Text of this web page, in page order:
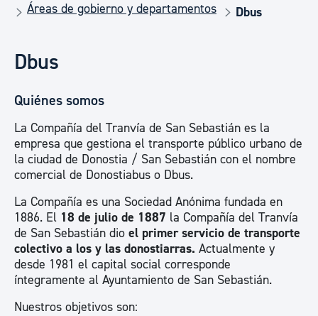
Áreas de gobierno y departamentos
Dbus
Dbus
Quiénes somos
La Compañía del Tranvía de San Sebastián es la
empresa que gestiona el transporte público urbano de
la ciudad de Donostia / San Sebastián con el nombre
comercial de Donostiabus o Dbus.
La Compañía es una Sociedad Anónima fundada en
1886. El 18 de julio de 1887 la Compañía del Tranvía
de San Sebastián dio el primer servicio de transporte
colectivo a los y las donostiarras. Actualmente y
desde 1981 el capital social corresponde
íntegramente al Ayuntamiento de San Sebastián.
Nuestros objetivos son: